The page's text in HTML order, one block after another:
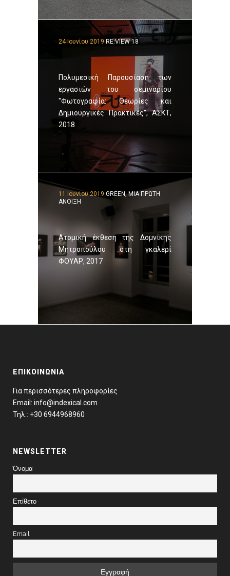
24 Ιουνίου 2019 RE:VIEW 18
Πολυμεσική Παρουσίαση των
εργασιών του σεμιναρίου
"Φωτογραφία: Θεωρίες και
Δημιουργικές Πρακτικές", ΑΣΚΤ,
2018
11 Ιουνίου 2019 GREEN, ΜΙΑ ΠΡΩΤΗ
ΑΝΟΙΞΗ
Ατομική έκθεση της Δομνίκης
Μητροπούλου στη γκαλερί
ΦΟΥΑΡ, 2017
ΕΠΙΚΟΙΝΩΝΊΑ
Για περισσότερες πληροφορίες
Email: info@indexical.com
Τηλ.: +30 6944968960
NEWSLETTER
Όνομα
Επίθετο
Email